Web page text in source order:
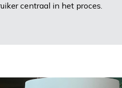
centraal in het proces.